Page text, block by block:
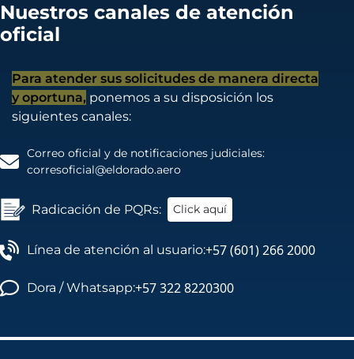
Nuestros canales de atención
oficial
Para atender sus solicitudes de manera directa
y oportuna, ponemos a su disposición los
siguientes canales:
Correo oficial y de notificaciones judiciales:
corresoficial@eldorado.aero
Radicación de PQRs: Click aquí
Línea de atención al usuario:+57 (601) 266 2000
Dora / Whatsapp:+57 322 8220300